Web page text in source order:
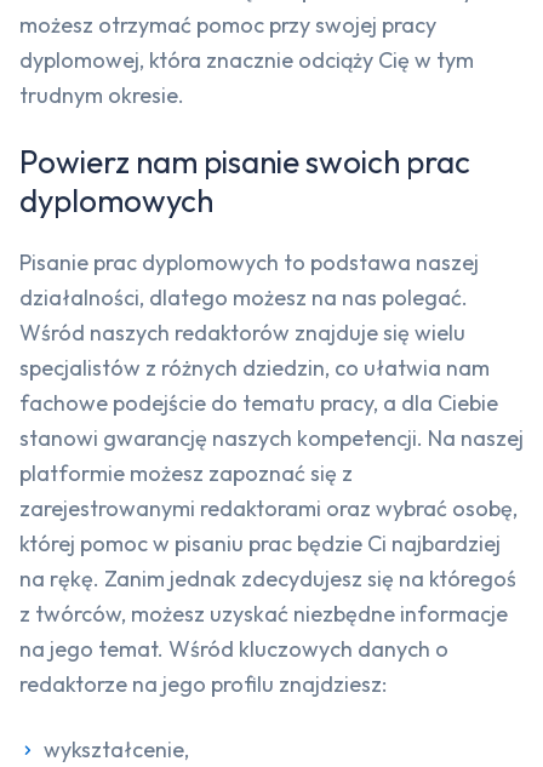
możesz otrzymać pomoc przy swojej pracy
dyplomowej, która znacznie odciąży Cię w tym
trudnym okresie.
Powierz nam pisanie swoich prac
dyplomowych
Pisanie prac dyplomowych to podstawa naszej
działalności, dlatego możesz na nas polegać.
Wśród naszych redaktorów znajduje się wielu
specjalistów z różnych dziedzin, co ułatwia nam
fachowe podejście do tematu pracy, a dla Ciebie
stanowi gwarancję naszych kompetencji. Na naszej
platformie możesz zapoznać się z
zarejestrowanymi redaktorami oraz wybrać osobę,
której pomoc w pisaniu prac będzie Ci najbardziej
na rękę. Zanim jednak zdecydujesz się na któregoś
z twórców, możesz uzyskać niezbędne informacje
na jego temat. Wśród kluczowych danych o
redaktorze na jego profilu znajdziesz:
wykształcenie,